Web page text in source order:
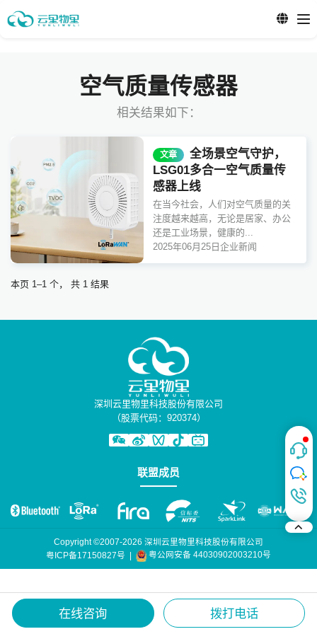
空气质量传感器
相关结果如下：
文章
全场景空气守护，
LSG01多合一空气质量传
感器上线
在当今社会，人们对空气质量的关
注度越来越高，无论是居家、办公
还是工业场景，健康的...
2025年06月25日企业新闻
本页 1–1 个， 共 1 结果
深圳云里物里科技股份有限公司
（股票代码：920374）
联盟成员
Copyright ©2007-2026 深圳云里物里科技股份有限公司
粤ICP备17150827号 | 粤公网安备 44030902003210号
在线咨询 拨打电话